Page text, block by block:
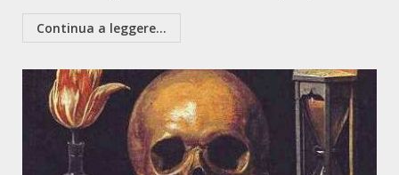
Continua a leggere...